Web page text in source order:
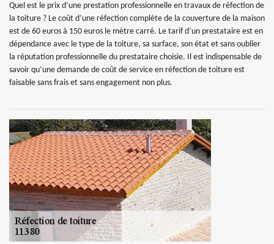
Quel est le prix d’une prestation professionnelle en travaux de réfection de
la toiture ? Le coût d’une réfection complète de la couverture de la maison
est de 60 euros à 150 euros le mètre carré. Le tarif d’un prestataire est en
dépendance avec le type de la toiture, sa surface, son état et sans oublier
la réputation professionnelle du prestataire choisie. Il est indispensable de
savoir qu’une demande de coût de service en réfection de toiture est
faisable sans frais et sans engagement non plus.